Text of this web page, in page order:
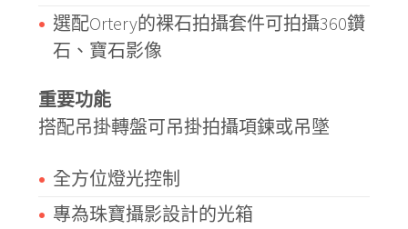
選配Ortery的裸石拍攝套件可拍攝360鑽
石、寶石影像
重要功能
搭配吊掛轉盤可吊掛拍攝項鍊或吊墜
全方位燈光控制
專為珠寶攝影設計的光箱